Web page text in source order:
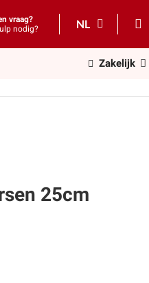
vraag?
nodig?
NL
Zakelijk
25cm